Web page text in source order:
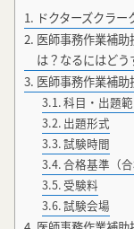
ドクターズクラ
医師事務作業補
は？なるにはどう
医師事務作業補
科目・出題
出題形式
試験時間
合格基準（合
受験料
試験会場